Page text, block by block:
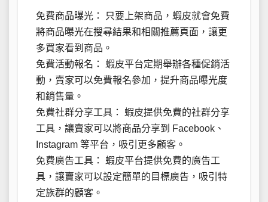
免費商品曝光： 只要上架商品，蝦皮就會免費
將商品曝光在搜尋結果和相關推薦頁面，讓更
多買家看到商品。
免費活動報名： 蝦皮平台定期舉辦各種促銷活
動，賣家可以免費報名參加，提升商品曝光度
和銷售量。
免費社群分享工具： 蝦皮提供免費的社群分享
工具，讓賣家可以將商品分享到 Facebook、
Instagram 等平台，吸引更多顧客。
免費廣告工具： 蝦皮平台提供免費的廣告工
具，讓賣家可以設定簡單的目標廣告，吸引特
定族群的顧客。